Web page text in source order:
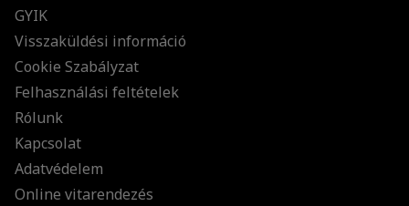
GYIK
Visszaküldési információ
Cookie Szabályzat
Felhasználási feltételek
Rólunk
Kapcsolat
Adatvédelem
Online vitarendezés